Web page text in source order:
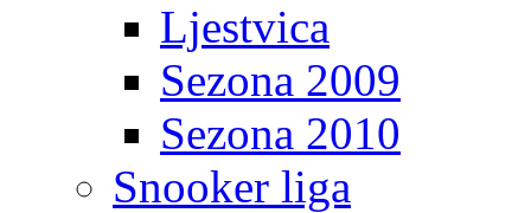
Ljestvica
Sezona 2009
Sezona 2010
Snooker liga